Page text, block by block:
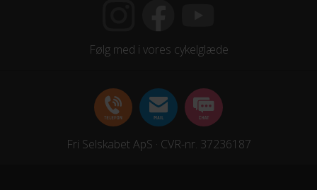
Følg med i vores cykelglæde
Fri Selskabet ApS · CVR-nr. 37236187